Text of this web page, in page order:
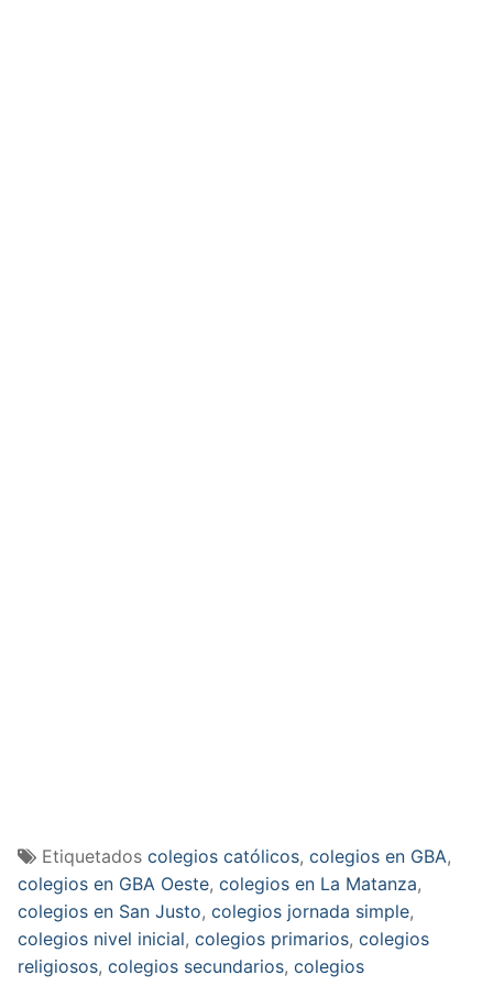
Etiquetados colegios católicos, colegios en GBA,
colegios en GBA Oeste, colegios en La Matanza,
colegios en San Justo, colegios jornada simple,
colegios nivel inicial, colegios primarios, colegios
religiosos, colegios secundarios, colegios